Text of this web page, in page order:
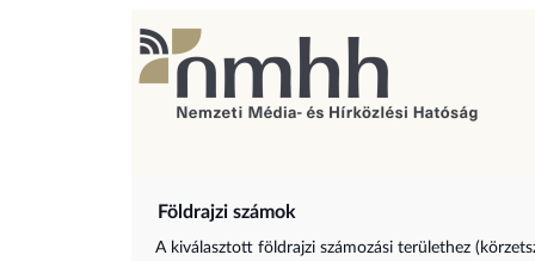
Földrajzi számok
A kiválasztott földrajzi számozási területhez